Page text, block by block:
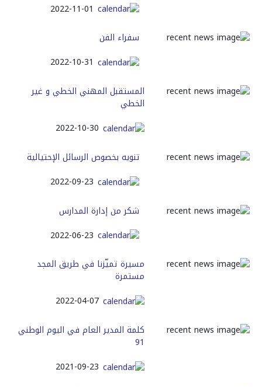
2022-11-01
سفراء الفن
2022-10-31
المستقبل المهني الخطي و غير
الخطي
2022-10-30
تنويه بخصوص الرسائل الإحتيالية
2022-09-23
شكر من إدارة المدارس
2022-06-23
ﻣﺴﻴﺮﺓ ﺗﻤﻴّﺰﻧﺎ ﻓﻲ ﻃﺮﻳﻖ ﺍﻟﻤﺠﺪ
ﻣﺴﺘﻤﺮﺓ
2022-04-07
كلمة المدير العام في اليوم الوطني
91
2021-09-23